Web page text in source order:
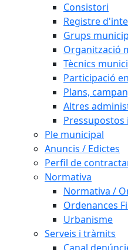
Consistori
Registre
Grups
Organització
Tècnics
Participació
Plans,
Altres
Pressupostos
Ple municipal
Anuncis / Edictes
Perfil de
Normativa
Normativa /
Ordenances
Urbanisme
Serveis i tràmits